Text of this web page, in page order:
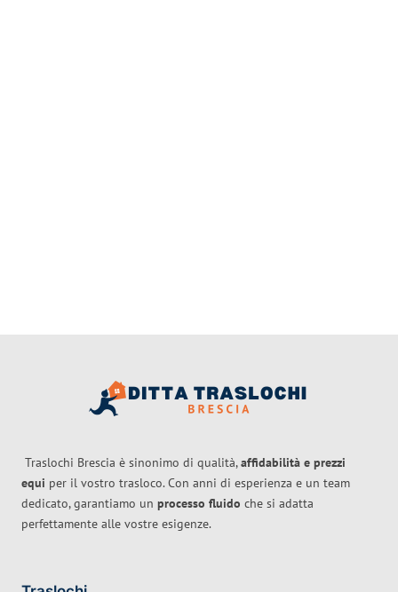
Traslochi Brescia è sinonimo di qualità,affidabilità e prezzi
equi per il vostro trasloco. Con anni di esperienza e un team
dedicato, garantiamo un processo fluido che si adatta
perfettamente alle vostre esigenze.